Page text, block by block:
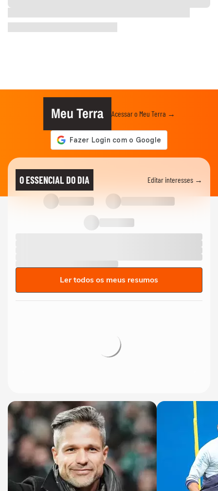
Meu Terra Acessar o Meu Terra →
O ESSENCIAL DO DIA Editar interesses →
Ler todos os meus resumos